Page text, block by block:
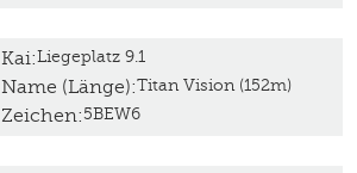
Kai:Liegeplatz 9.1
Name (Länge):Titan Vision (152m)
Zeichen:5BEW6